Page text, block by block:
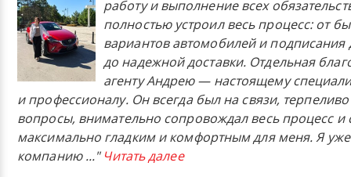
работу и выполнение всех
полностью устроил весь процесс: от
вариантов автомобилей и подписания
до надежной доставки. Отдельная
агенту Андрею — настоящему
и профессионалу. Он всегда был на связи,
вопросы, внимательно сопровождал весь процесс и
максимально гладким и комфортным для меня. Я
компанию..." Читать далее